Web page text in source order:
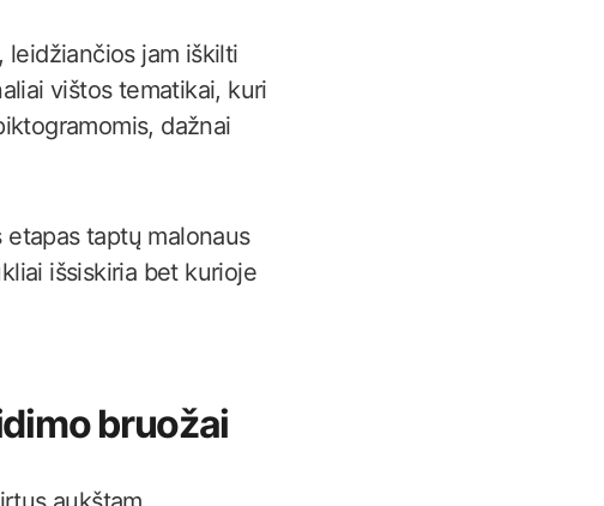
leidžiančios jam iškilti
vištos tematikai, kuri
dažnai
taptų malonaus
išsiskiria bet kurioje
bruožai